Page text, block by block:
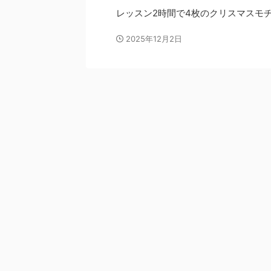
レッスン2時間で4枚のクリスマスモ
2025年12月2日